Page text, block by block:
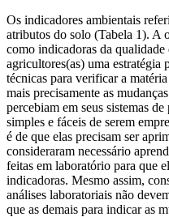
Os indicadores ambientais
atributos do solo (Tabela 1). A
como indicadoras da
agricultores(as) uma
técnicas para verificar a
mais precisamente as
percebiam em seus sistemas
simples e fáceis de serem
é de que elas precisam ser
consideraram necessário
feitas em laboratório para que
indicadoras. Mesmo assim,
análises laboratoriais não
que as demais para indicar as